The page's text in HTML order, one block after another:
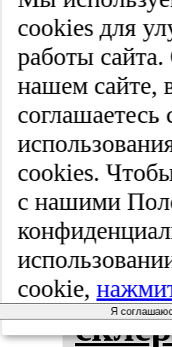
при
cооkies для
работы сайта.
нашем сайте,
соглашаетесь
cооkies.
с нашими
cookie,
Я